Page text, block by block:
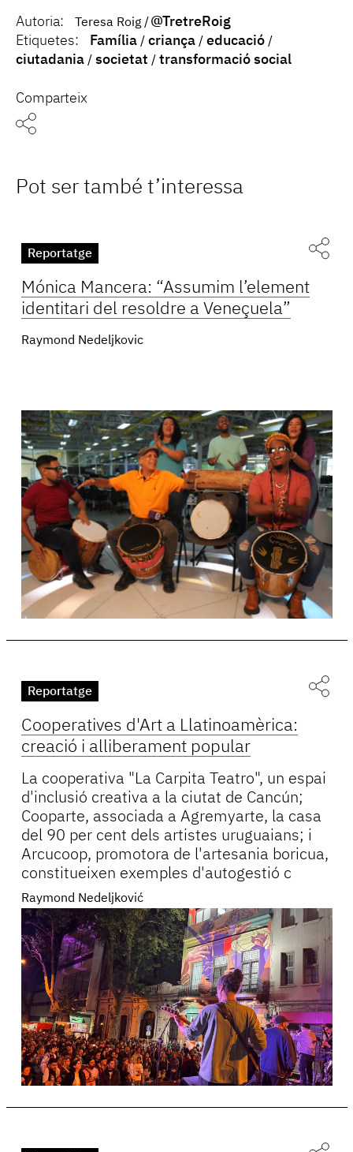
Autoria: Teresa Roig
@TretreRoig
Etiquetes:
Família criança
educació
ciutadania
societat transformació social
Comparteix
Pot ser també t’interessa
Reportatge
Mónica Mancera: “Assumim l’element
identitari del resoldre a Veneçuela”
Raymond Nedeljkovic
Reportatge
Cooperatives d'Art a Llatinoamèrica:
creació i alliberament popular
La cooperativa "La Carpita Teatro", un espai
d'inclusió creativa a la ciutat de Cancún;
Cooparte, associada a Agremyarte, la casa
del 90 per cent dels artistes uruguaians; i
Arcucoop, promotora de l'artesania boricua,
constitueixen exemples d'autogestió c
Raymond Nedeljković